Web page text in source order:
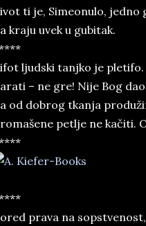
ti je, Simeonulo, jedno
kraju uvek u gubitak.
ljudski tanjko je pletifo.
– ne gre! Nije Bog
od dobrog tkanja
petlje ne kačiti.
prava na